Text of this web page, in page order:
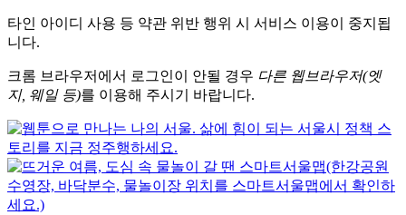
타인 아이디 사용 등 약관 위반 행위 시 서비스 이용이 중지됩
니다.
크롬 브라우저에서 로그인이 안될 경우 다른 웹브라우저(엣
지, 웨일 등)를 이용해 주시기 바랍니다.